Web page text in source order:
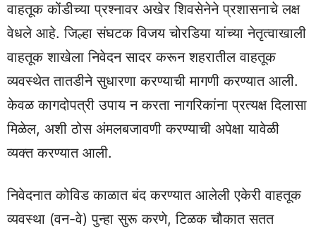
वाहतूक कोंडीच्या प्रश्नावर अखेर शिवसेनेने प्रशासनाचे लक्ष
वेधले आहे. जिल्हा संघटक विजय चोरडिया यांच्या नेतृत्वाखाली
वाहतूक शाखेला निवेदन सादर करून शहरातील वाहतूक
व्यवस्थेत तातडीने सुधारणा करण्याची मागणी करण्यात आली.
केवळ कागदोपत्री उपाय न करता नागरिकांना प्रत्यक्ष दिलासा
मिळेल, अशी ठोस अंमलबजावणी करण्याची अपेक्षा यावेळी
व्यक्त करण्यात आली.
निवेदनात कोविड काळात बंद करण्यात आलेली एकेरी वाहतूक
व्यवस्था (वन-वे) पुन्हा सुरू करणे, टिळक चौकात सतत